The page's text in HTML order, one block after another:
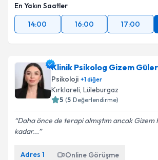
En Yakın Saatler
14:00
16:00 17:00
Klinik Psikolog Gizem
Psikoloji +1diğer
Kırklareli, Lüleburgaz
5 (5 Değerlendirme)
Daha önce de terapi almıştım ancak Gizem
kadar...
Adres 1 Online Görüşme